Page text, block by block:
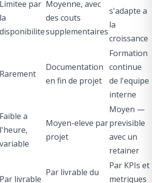
Limitee par
la
disponibilite
Moyenne, avec
des couts
supplementaires
s'adapte a
la
croissance
Rarement
Documentation
en fin de projet
Formation
continue
de l'equipe
interne
Faible a
l'heure,
variable
Moyen-eleve par
projet
Moyen —
previsible
avec un
retainer
Par livrable
Par livrable du
Par KPIs et
metriques